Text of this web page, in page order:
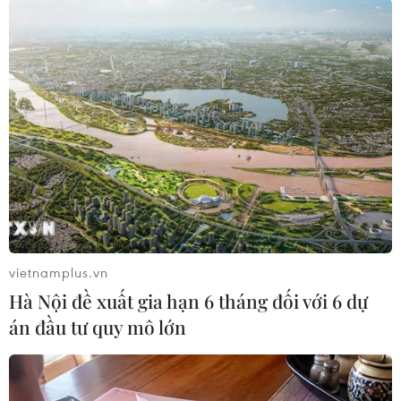
Tổng giám đốc Cơ quan Y tế Đan Mạch cho biết:
“Việt Nam đang trải qua quá trình chuyển đổi
bộ máy hành chính công bao gồm cả lĩnh vực y
tế, một quá trình quan trọng và đầy tham vọng.
Đan Mạch đã đi theo con đường này nhiều năm
trước và sẵn sàng chia sẻ với Việt Nam kinh
nghiệm và hiểu biết chính sách mà chúng tôi
thu được từ quá trình tái cơ cấu trong quá khứ
cũng như đang diễn ra. Tăng cường chăm sóc
sức khỏe ban đầu và đầu tư vào y tế dự phòng
không chỉ hợp lý về kinh tế mà còn giúp xây
dựng cộng đồng dân cư khỏe mạnh và kiên
cường hơn."
Việt Nam đang định hình lại hệ thống y tế cơ sở
vietnamplus.vn
Hà Nội đề xuất gia hạn 6 tháng đối với 6 dự
án đầu tư quy mô lớn